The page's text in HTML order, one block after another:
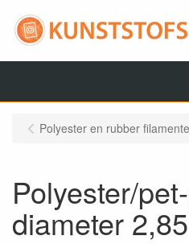
Polyester en rubber
Polyester/
diameter